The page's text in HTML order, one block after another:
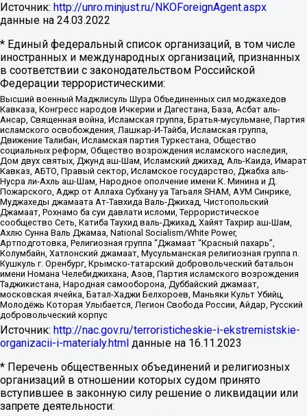
Источник: http://unro.minjust.ru/NKOForeignAgent.aspx
данные на 24.03.2022
* Единый федеральный список организаций, в том числе
иностранных и международных организаций, признанных
в соответствии с законодательством Российской
Федерации террористическими:
Высший военный Маджлисуль Шура Объединенных сил моджахедов
Кавказа, Конгресс народов Ичкерии и Дагестана, База, Асбат аль-
Ансар, Священная война, Исламская группа, Братья-мусульмане, Партия
исламского освобождения, Лашкар-И-Тайба, Исламская группа,
Движение Талибан, Исламская партия Туркестана, Общество
социальных реформ, Общество возрождения исламского наследия,
Дом двух святых, Джунд аш-Шам, Исламский джихад, Аль-Каида, Имарат
Кавказ, АБТО, Правый сектор, Исламское государство, Джабха аль-
Нусра ли-Ахль аш-Шам, Народное ополчение имени К. Минина и Д.
Пожарского, Аджр от Аллаха Субхану уа Тагьаля SHAM, АУМ Синрике,
Муджахеды джамаата Ат-Тавхида Валь-Джихад, Чистопольский
Джамаат, Рохнамо ба суи давлати исломи, Террористическое
сообщество Сеть, Катиба Таухид валь-Джихад, Хайят Тахрир аш-Шам,
Ахлю Сунна Валь Джамаа, National Socialism/White Power,
Артподготовка, Религиозная группа “Джамаат “Красный пахарь”,
Колумбайн, Хатлонский джамаат, Мусульманская религиозная группа п.
Кушкуль г. Оренбург, Крымско-татарский добровольческий батальон
имени Номана Челебиджихана, Азов, Партия исламского возрождения
Таджикистана, Народная самооборона, Дуббайский джамаат,
московская ячейка, Батал-Хаджи Белхороев, Маньяки Культ Убийц,
Молодёжь Которая Улыбается, Легион Свобода России, Айдар, Русский
добровольческий корпус
Источник: http://nac.gov.ru/terroristicheskie-i-ekstremistskie-
organizacii-i-materialy.html данные на 16.11.2023
* Перечень общественных объединений и религиозных
организаций в отношении которых судом принято
вступившее в законную силу решение о ликвидации или
запрете деятельности: